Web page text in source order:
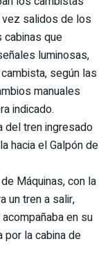
vez salidos de los
que
luminosas,
según las
manuales
indicado.
del tren ingresado
hacia el Galpón de
Máquinas, con la
un tren a salir,
en su
por la cabina de